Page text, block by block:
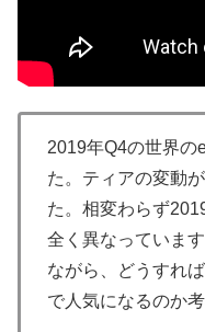
2019年Q4の世界の
た。ティアの変動
た。相変わらず
全く異なっていま
ながら、どうすれ
で人気になるのか